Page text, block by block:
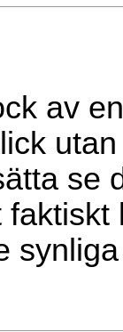
av
se